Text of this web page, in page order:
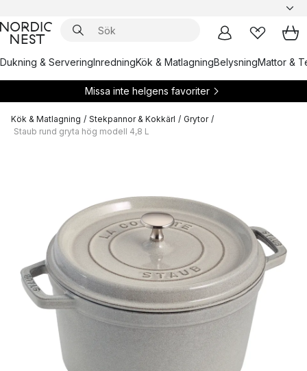
Dukning & ServeringInredningKök & MatlagningBelysningMattor &
Missa inte helgens favoriter
Kök & Matlagning / Stekpannor & Kokkärl / Grytor /
Staub rund gryta hög modell 4,8 L